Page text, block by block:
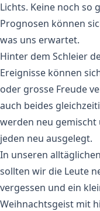
Lichts. Keine noch so
Prognosen können
was uns erwartet.
Hinter dem Schleier
Ereignisse können
oder grosse Freude
auch beides
werden neu
jeden neu ausgelegt.
In unseren
sollten wir die Leute
vergessen und ein
Weihnachtsgeist mit